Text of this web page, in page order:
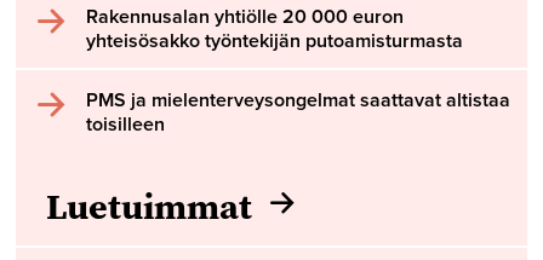
Rakennusalan yhtiölle 20 000 euron
yhteisösakko työntekijän putoamisturmasta
PMS ja mielenterveysongelmat saattavat altistaa
toisilleen
Luetuimmat